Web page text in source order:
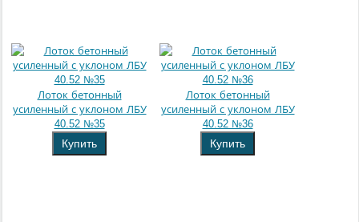
Лоток бетонный
усиленный с уклоном ЛБУ
40.52 №35
Купить
Лоток бетонный
усиленный с уклоном ЛБУ
40.52 №36
Купить